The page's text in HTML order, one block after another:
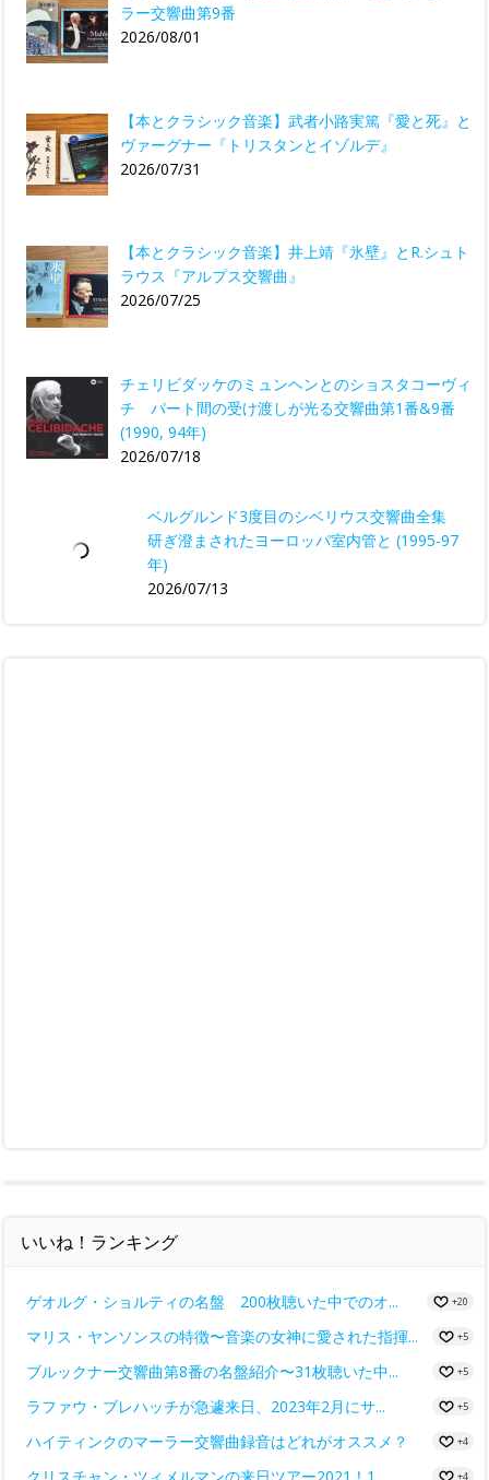
ラー交響曲第9番
2026/08/01
【本とクラシック音楽】武者小路実篤『愛と死』と
ヴァーグナー『トリスタンとイゾルデ』
2026/07/31
【本とクラシック音楽】井上靖『氷壁』とR.シュト
ラウス『アルプス交響曲』
2026/07/25
チェリビダッケのミュンヘンとのショスタコーヴィ
チ パート間の受け渡しが光る交響曲第1番&9番
(1990, 94年)
2026/07/18
ベルグルンド3度目のシベリウス交響曲全集
研ぎ澄まされたヨーロッパ室内管と (1995-97
年)
2026/07/13
いいね！ランキング
ゲオルグ・ショルティの名盤 200枚聴いた中でのオ... +20
マリス・ヤンソンスの特徴〜音楽の女神に愛された指揮... +5
ブルックナー交響曲第8番の名盤紹介〜31枚聴いた中... +5
ラファウ・ブレハッチが急遽来日、2023年2月にサ... +5
ハイティンクのマーラー交響曲録音はどれがオススメ？ +4
+4